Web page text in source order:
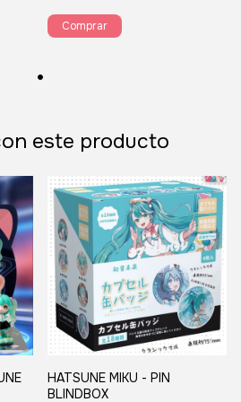
este producto
HATSUNE MIKU - PIN
BLINDBOX